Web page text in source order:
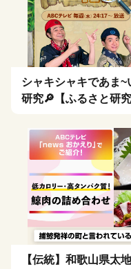
シャキシャキであま
研究🔎【ふるさと研究
【伝統】和歌山県太